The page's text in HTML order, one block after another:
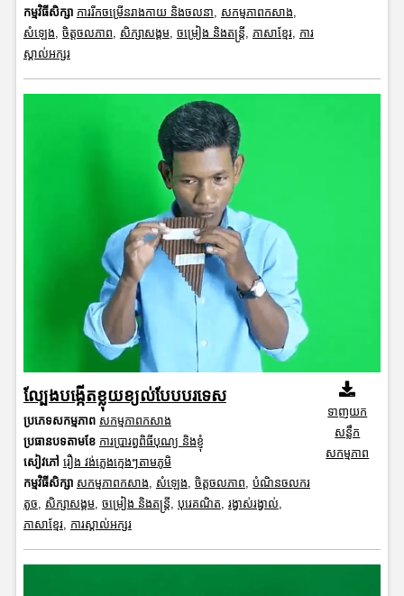
កម្មវិធីសិក្សា ការរីកចម្រើនរាងកាយ និងចលនា, សកម្មភាពកសាង,
សំឡេង, ចិត្តចលភាព, សិក្សាសង្គម, ចម្រៀង និងតន្ត្រី, ភាសាខ្មែរ, ការ
ស្គាល់អក្សរ
ល្បែងបង្កើតខ្លុយខ្យល់បែបបរទេស
ប្រភេទសកម្មភាព សកម្មភាពកសាង
ប្រធានបទតាមខែ ការប្រារព្ធពិធីបុណ្យ និងខ្ញុំ
សៀវភៅ រឿង វង់ភ្លេងក្មេងៗតាមភូមិ
កម្មវិធីសិក្សា សកម្មភាពកសាង សំឡេង ចិត្តចលភាព បំណិនចលករ
តូច
សិក្សាសង្គម, ចម្រៀង និងតន្ត្រី បុរេគណិត រង្វាស់រង្វាល់
ភាសាខ្មែរ, ការស្គាល់អក្សរ
ទាញយក
សន្លឹក
សកម្មភាព